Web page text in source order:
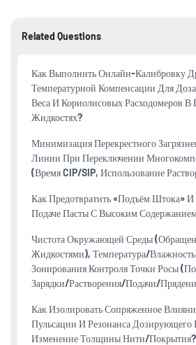
Related Questions
Как Выполнить Онлайн-Калибровку
Температурной Компенсации Для
Веса И Кориолисовых Расходомеров В
Жидкостях?
Минимизация Перекрестного
Линии При Переключении
(время CIP/SIP, Использование
Как Предотвратить «подъём Штока» И
Подаче Пасты С Высоким
Чистота Окружающей Среды
Жидкостями), Температура/
Зонирования Контроля Точки Росы
Зарядки/растворения/подачи/
Как Изолировать Сопряженное
Пульсации И Резонанса Дозирующего
Изменение Толщины Нити/покрытия?